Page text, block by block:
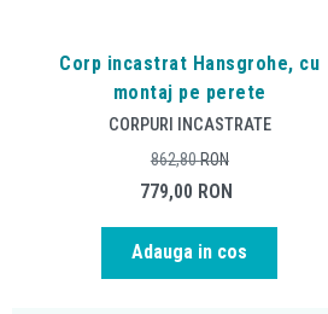
Corp incastrat Hansgrohe, cu
montaj pe perete
CORPURI INCASTRATE
779,00 RON
862,80RON
Adauga in cos